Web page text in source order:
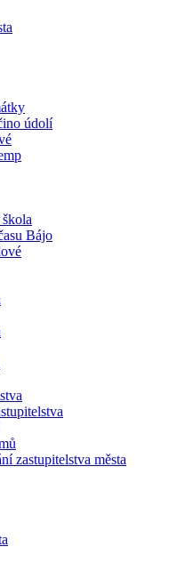
údolí
Bájo
zastupitelstva města